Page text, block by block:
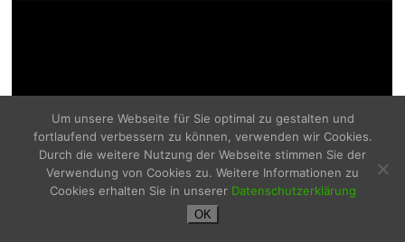
Um unsere Webseite für Sie optimal zu gestalten und
fortlaufend verbessern zu können, verwenden wir Cookies.
Durch die weitere Nutzung der Webseite stimmen Sie der
Verwendung von Cookies zu. Weitere Informationen zu
Cookies erhalten Sie in unserer Datenschutzerklärung
OK